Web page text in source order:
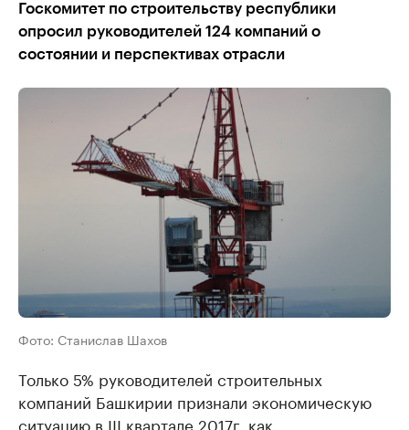
Госкомитет по строительству республики
опросил руководителей 124 компаний о
состоянии и перспективах отрасли
Фото: Станислав Шахов
Только 5% руководителей строительных
компаний Башкирии признали экономическую
ситуацию в III квартале 2017г. как